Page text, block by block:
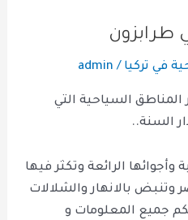
طرابزون
في تركيا /
admin
المناطق السياحية التي
السنة..
الرائعة وتكثر فيها
وتنبض بالانهار والشلالات
جميع المعلومات و